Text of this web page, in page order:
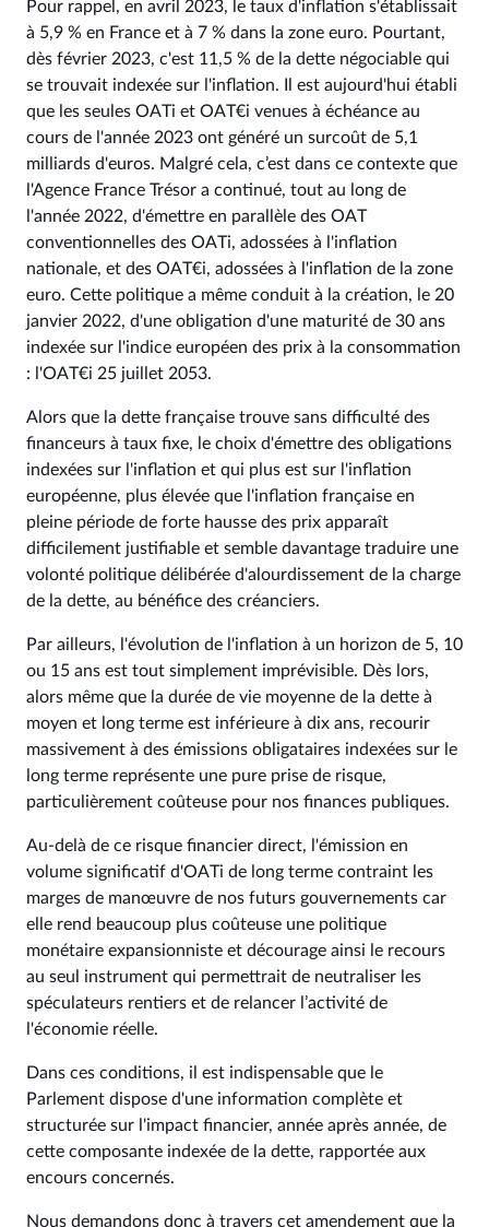
Pour rappel, en avril 2023, le taux d'inflation s'établissait
à 5,9 % en France et à 7 % dans la zone euro. Pourtant,
dès février 2023, c'est 11,5 % de la dette négociable qui
se trouvait indexée sur l'inflation. Il est aujourd'hui établi
que les seules OATi et OAT€i venues à échéance au
cours de l'année 2023 ont généré un surcoût de 5,1
milliards d'euros. Malgré cela, c’est dans ce contexte que
l'Agence France Trésor a continué, tout au long de
l'année 2022, d'émettre en parallèle des OAT
conventionnelles des OATi, adossées à l'inflation
nationale, et des OAT€i, adossées à l'inflation de la zone
euro. Cette politique a même conduit à la création, le 20
janvier 2022, d'une obligation d'une maturité de 30 ans
indexée sur l'indice européen des prix à la consommation
: l'OAT€i 25 juillet 2053.
Alors que la dette française trouve sans difficulté des
financeurs à taux fixe, le choix d'émettre des obligations
indexées sur l'inflation et qui plus est sur l'inflation
européenne, plus élevée que l'inflation française en
pleine période de forte hausse des prix apparaît
difficilement justifiable et semble davantage traduire une
volonté politique délibérée d'alourdissement de la charge
de la dette, au bénéfice des créanciers.
Par ailleurs, l'évolution de l'inflation à un horizon de 5, 10
ou 15 ans est tout simplement imprévisible. Dès lors,
alors même que la durée de vie moyenne de la dette à
moyen et long terme est inférieure à dix ans, recourir
massivement à des émissions obligataires indexées sur le
long terme représente une pure prise de risque,
particulièrement coûteuse pour nos finances publiques.
Au-delà de ce risque financier direct, l'émission en
volume significatif d'OATi de long terme contraint les
marges de manœuvre de nos futurs gouvernements car
elle rend beaucoup plus coûteuse une politique
monétaire expansionniste et décourage ainsi le recours
au seul instrument qui permettrait de neutraliser les
spéculateurs rentiers et de relancer l’activité de
l'économie réelle.
Dans ces conditions, il est indispensable que le
Parlement dispose d'une information complète et
structurée sur l'impact financier, année après année, de
cette composante indexée de la dette, rapportée aux
encours concernés.
Nous demandons donc à travers cet amendement que la